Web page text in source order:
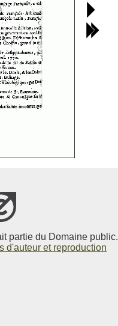
partie du Domaine public.
d'auteur et reproduction